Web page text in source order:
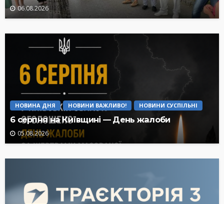
06.08.2026
НОВИНА ДНЯ НОВИНИ ВАЖЛИВО! НОВИНИ СУСПІЛЬНІ
6 серпня на Київщині — День жалоби
05.08.2026